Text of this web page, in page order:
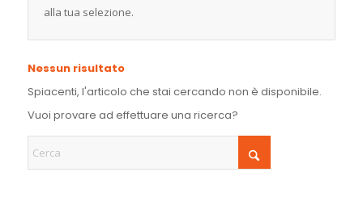
alla tua selezione.
Nessun risultato
Spiacenti, l'articolo che stai cercando non è disponibile.
Vuoi provare ad effettuare una ricerca?